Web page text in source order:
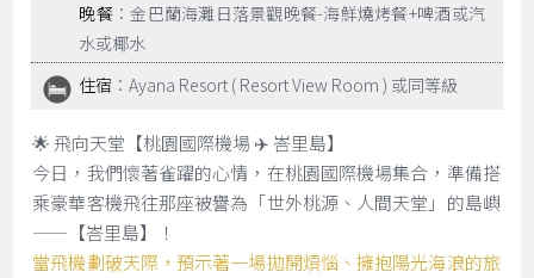
晚餐 ：金巴蘭海灘日落景觀晚餐-海鮮燒烤餐+啤酒或汽
水或椰水
住宿 ：Ayana Resort ( Resort View Room ) 或同等級
🌟 飛向天堂【桃園國際機場 ✈️ 峇里島】
今日，我們懷著雀躍的心情，在桃園國際機場集合，準備搭
乘豪華客機飛往那座被譽為「世外桃源、人間天堂」的島嶼
——【峇里島】！
當飛機劃破天際，預示著一場拋開煩惱、擁抱陽光海浪的旅